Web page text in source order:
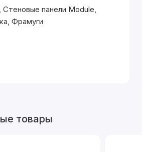
панели Module,
Фрамуги
товары